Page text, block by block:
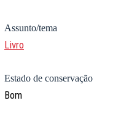
Assunto/tema
Livro
Estado de conservação
Bom